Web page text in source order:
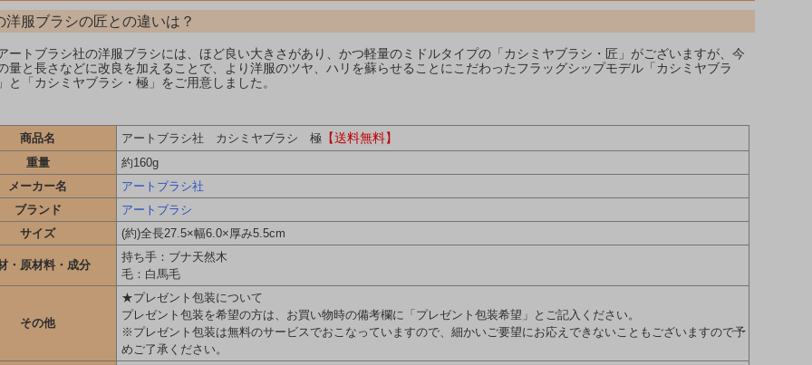
洋服ブラシの匠との違いは？
ートブラシ社の洋服ブラシには、ほど良い大きさがあり、かつ軽量のミドルタイプの「カシミヤブラシ・匠」がございますが、今
量と長さなどに改良を加えることで、より洋服のツヤ、ハリを蘇らせることにこだわったフラッグシップモデル「カシミヤブラ
と「カシミヤブラシ・極」をご用意しました。
商品名 アートブラシ社 カシミヤブラシ 極 【送料無料】
重量
約160g
メーカー名
アートブラシ社
ブランド
アートブラシ
サイズ
(約)全長27.5×幅6.0×厚み5.5cm
・原材料・成分
持ち手：ブナ天然木
毛：白馬毛
その他
★プレゼント包装について
プレゼント包装を希望の方は、お買い物時の備考欄に「プレゼント包装希望」とご記入ください。
※プレゼント包装は無料のサービスでおこなっていますので、細かいご要望にお応えできないこともございますので予
めご了承ください。